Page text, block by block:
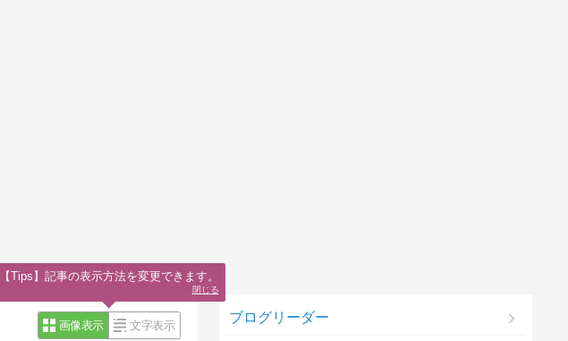
画像表示 文字表示 ブログリーダー
【Tips】記事の表示方法を変更できます。
閉じる